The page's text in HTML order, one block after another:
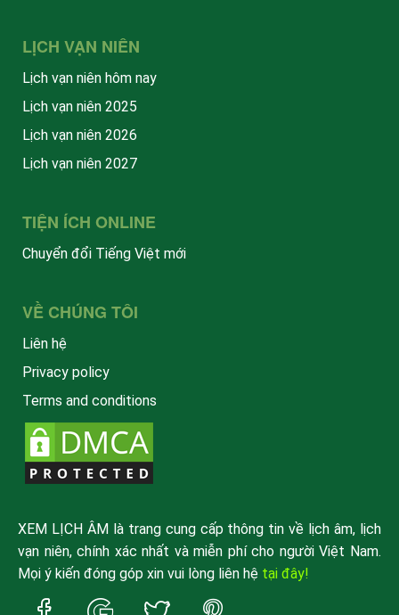
LỊCH VẠN NIÊN
Lịch vạn niên hôm nay
Lịch vạn niên 2025
Lịch vạn niên 2026
Lịch vạn niên 2027
TIỆN ÍCH ONLINE
Chuyển đổi Tiếng Việt mới
VỀ CHÚNG TÔI
Liên hệ
Privacy policy
Terms and conditions
XEM LỊCH ÂM là trang cung cấp thông tin về lịch âm, lịch
vạn niên, chính xác nhất và miễn phí cho người Việt Nam.
Mọi ý kiến đóng góp xin vui lòng liên hệ tại đây!
Trang
Trang Trang Trang